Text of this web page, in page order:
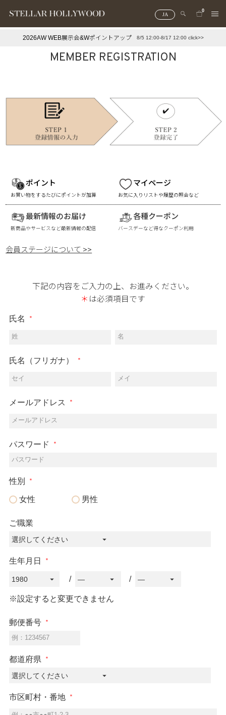
JA
0
2026AW WEB展示会&Wポイントアップ 8/5 12:00-8/17 12:00 click>>
MEMBER REGISTRATION
ポイント
お買い物をするたびにポイントが加算
マイページ
お気に入りリストや履歴の照会など
最新情報のお届け
新商品やサービスなど最新情報の配信
各種クーポン
バースデーなど得なクーポン利用
会員ステージについて >>
下記の内容をご入力の上、お進みください。
＊ は必須項目です
氏名
姓 名
氏名（フリガナ）
セイ メイ
メールアドレス
メールアドレス
パスワード
パスワード
性別
女性 男性
ご職業
生年月日
※設定すると変更できません
郵便番号
例：1234567
都道府県
市区町村・番地